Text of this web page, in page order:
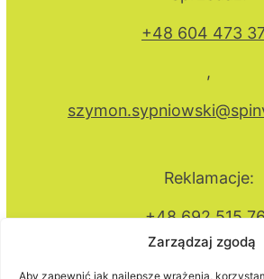
Zarządzaj zgodą
Aby zapewnić jak najlepsze wrażenia,
+48 604 473
,
Reklamacje:
+48 692 515
,